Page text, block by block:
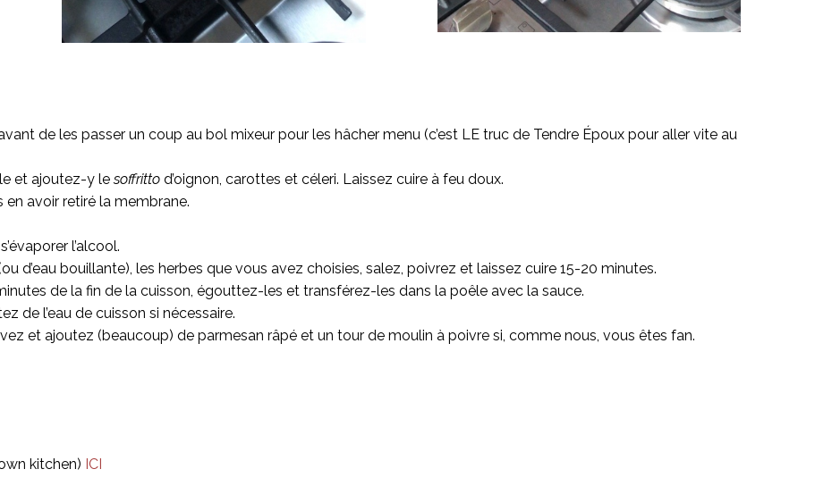
de les passer un coup au bol mixeur pour les hâcher menu (c’est LE truc de Tendre Époux pour aller vite au
et ajoutez-y lesoffrittod’oignon, carottes et céleri. Laissez cuire à feu doux.
avoir retiré la membrane.
l’alcool.
d’eau bouillante), les herbes que vous avez choisies, salez, poivrez et laissez cuire 15-20 minutes.
de la fin de la cuisson, égouttez-les et transférez-les dans la poêle avec la sauce.
de l’eau de cuisson si nécessaire.
et ajoutez (beaucoup) de parmesan râpé et un tour de moulin à poivre si, comme nous, vous êtes fan.
kitchen) ICI